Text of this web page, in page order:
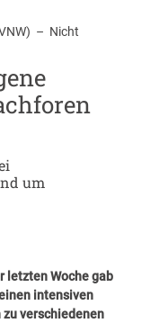
  –
Nicht
um
letzten Woche gab
intensiven
zu verschiedenen